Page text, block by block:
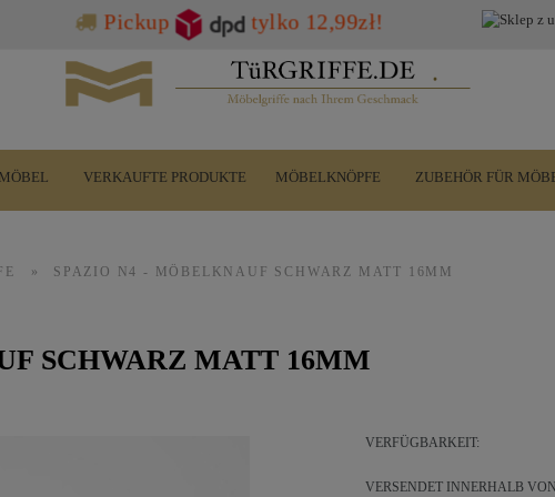
Pickup tylko 12,99zł!
VERKAUFTE PRODUKTE MÖBELKNÖPFE ZUBEHÖR FÜR
» SPAZIO N4 - MÖBELKNAUF SCHWARZ MATT 16MM
SCHWARZ MATT 16MM
VERFÜGBARKEIT:
VERSENDET INNERHALB